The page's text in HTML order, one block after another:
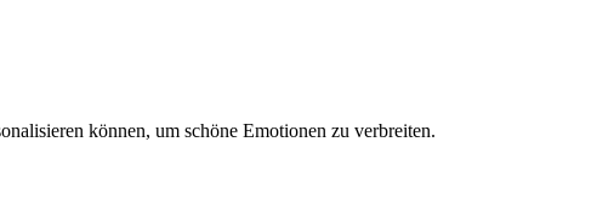
können, um schöne Emotionen zu verbreiten.